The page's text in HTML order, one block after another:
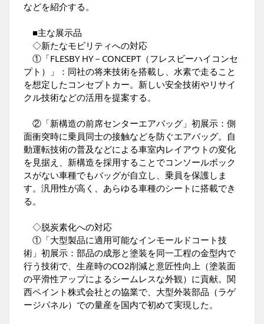
などを紹介する。
■主な展示品
◇新たなモビリティへの対応
①「FLESBY HY－CONCEPT（フレスビーハイコンセ
プト）」：同社の将来技術を搭載し、水素で走ること
を想定したコンセプトカー。新しい安全技術やリサイ
クル技術などの活用を提案する。
②「新構造の前席センターエアバッグ」初展示：側
面衝突時に乗員同士の接触などを防ぐエアバッグ。自
動運転技術の普及などによる車室内レイアウトの変化
を見据え、新構造を採用することでコンソールボック
スがない車種でもバッグが自立し、乗員を保護しま
す。汎用性が高く、あらゆる車種のシートに搭載でき
る。
◇脱炭素化への対応
①「大型製品に適用可能なインモールドコート技
術」初展示：部品の成形と塗装を同一工程の金型内で
行う技術で、生産時のCO2削減と意匠性向上（塗装面
の平滑性アップによるシームレスな外観）に貢献。関
西ペイント株式会社との協業で、大型外装部品（ラゲ
ージパネル）での量産を国内で初めて実現した。